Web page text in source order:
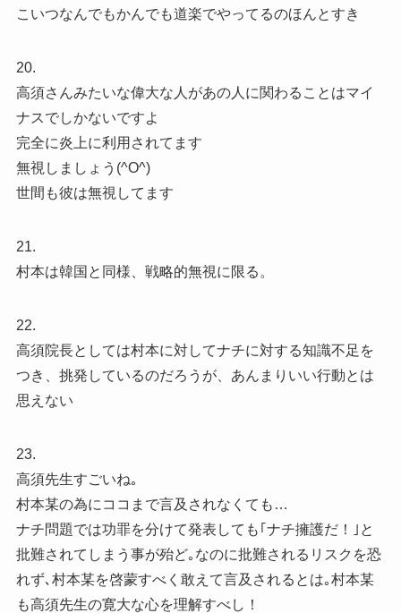
こいつなんでもかんでも道楽でやってるのほんとすき
20.
高須さんみたいな偉大な人があの人に関わることはマイ
ナスでしかないですよ
完全に炎上に利用されてます
無視しましょう(^O^)
世間も彼は無視してます
21.
村本は韓国と同様、戦略的無視に限る。
22.
高須院長としては村本に対してナチに対する知識不足を
つき、挑発しているのだろうが、あんまりいい行動とは
思えない
23.
高須先生すごいね｡
村本某の為にココまで言及されなくても…
ナチ問題では功罪を分けて発表しても｢ナチ擁護だ！｣と
批難されてしまう事が殆ど｡なのに批難されるリスクを恐
れず､村本某を啓蒙すべく敢えて言及されるとは｡村本某
も高須先生の寛大な心を理解すべし！